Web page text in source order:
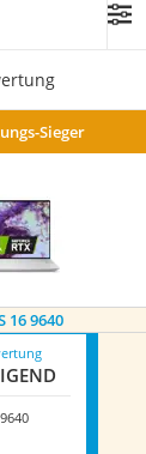
Sieger
16 9640